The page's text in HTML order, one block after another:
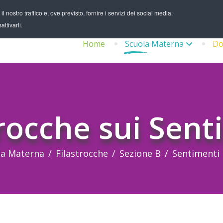
traffico e, ove previsto, fornire i servizi dei social media.
Home Scuola Materna
sui
Materna Filastrocche Sezione B Sentimenti